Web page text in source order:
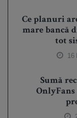
Ce planuri
mare bancă
tot
16
Sumă
OnlyFans